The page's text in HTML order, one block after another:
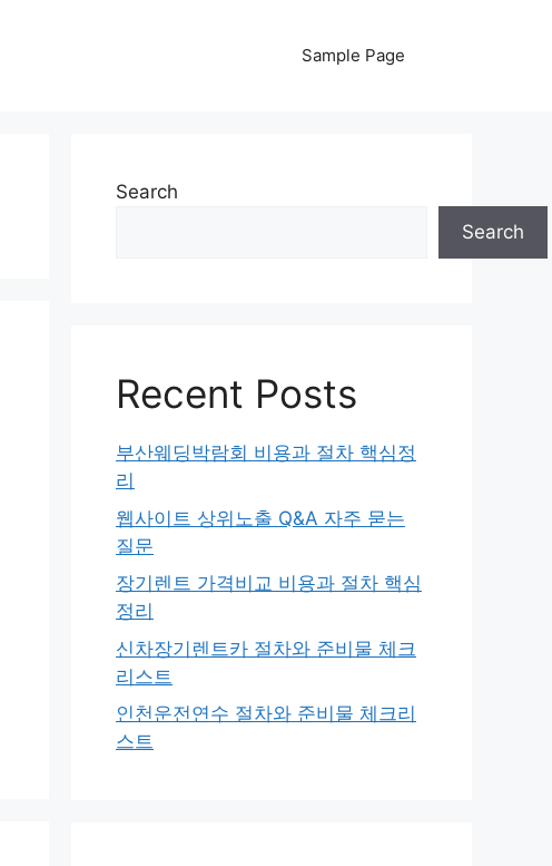
Sample Page
Search
Search
Recent Posts
부산웨딩박람회 비용과 절차 핵심정
리
웹사이트 상위노출 Q&A 자주 묻는
질문
장기렌트 가격비교 비용과 절차 핵심
정리
신차장기렌트카 절차와 준비물 체크
리스트
인천운전연수 절차와 준비물 체크리
스트